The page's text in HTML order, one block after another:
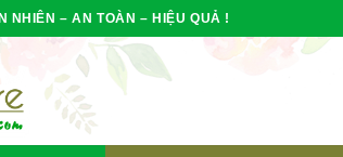
NHIÊN – AN TOÀN – HIỆU QUẢ !